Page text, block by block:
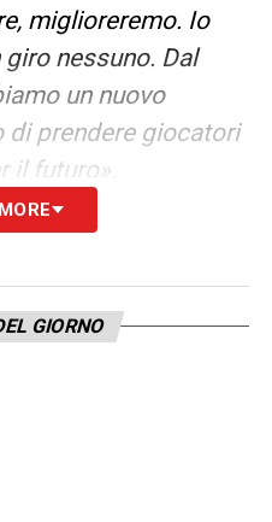
miglioreremo. Io
nessuno. Dal
un nuovo
di prendere giocatori
il futuro».
–«Non ci abbiamo
l’allenatore. Io
Lo sapete lo
GIORNO